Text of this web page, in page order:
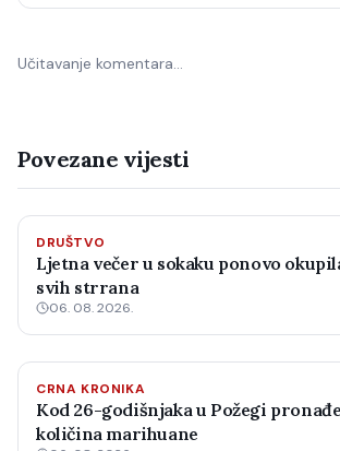
Učitavanje komentara…
Povezane vijesti
DRUŠTVO
Ljetna večer u sokaku ponovo
svih strrana
06. 08. 2026.
CRNA KRONIKA
Kod 26-godišnjaka u Požegi
količina marihuane